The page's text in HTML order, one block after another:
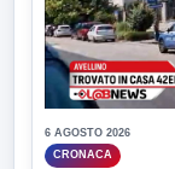
6 AGOSTO 2026
CRONACA